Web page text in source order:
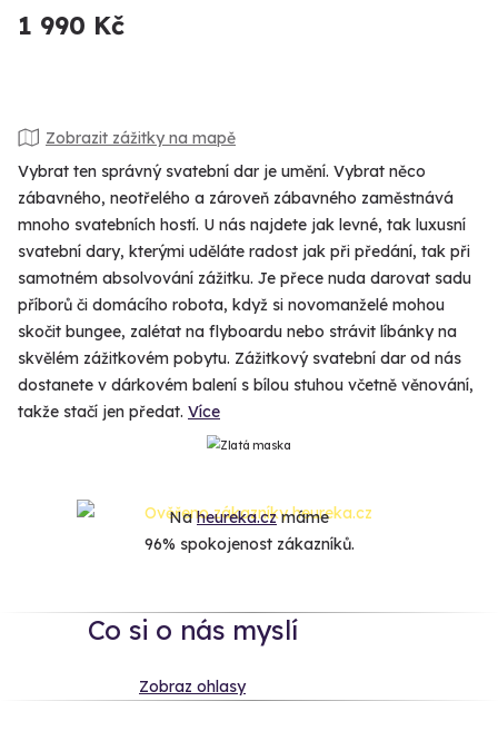
1 990 Kč
Zobrazit zážitky na mapě
Vybrat ten správný svatební dar je umění. Vybrat něco
zábavného, neotřelého a zároveň zábavného zaměstnává
mnoho svatebních hostí. U nás najdete jak levné, tak luxusní
svatební dary, kterými uděláte radost jak při předání, tak při
samotném absolvování zážitku. Je přece nuda darovat sadu
příborů či domácího robota, když si novomanželé mohou
skočit bungee, zalétat na flyboardu nebo strávit líbánky na
skvělém zážitkovém pobytu. Zážitkový svatební dar od nás
dostanete v dárkovém balení s bílou stuhou včetně věnování,
takže stačí jen předat. Více
Naheureka.czmáme
96% spokojenost zákazníků.
Co si o nás myslí
Zobraz ohlasy